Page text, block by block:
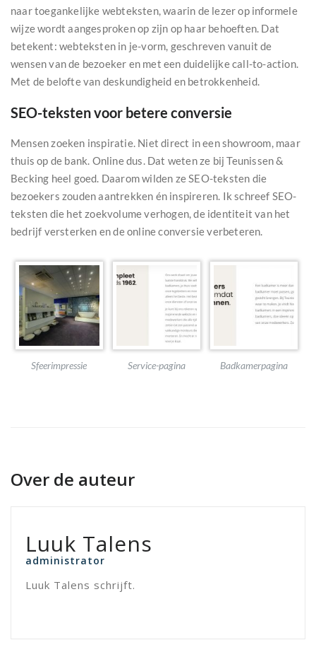
naar toegankelijke webteksten, waarin de lezer op informele
wijze wordt aangesproken op zijn op haar behoeften. Dat
betekent: webteksten in je-vorm, geschreven vanuit de
wensen van de bezoeker en met een duidelijke call-to-action.
Met de belofte van deskundigheid en betrokkenheid.
SEO-teksten voor betere conversie
Mensen zoeken inspiratie. Niet direct in een showroom, maar
thuis op de bank. Online dus. Dat weten ze bij Teunissen &
Becking heel goed. Daarom wilden ze SEO-teksten die
bezoekers zouden aantrekken én inspireren. Ik schreef SEO-
teksten die het zoekvolume verhogen, de identiteit van het
bedrijf versterken en de online conversie verbeteren.
Sfeerimpressie Service-pagina Badkamerpagina
Over de auteur
Luuk Talens
administrator
Luuk Talens schrijft.